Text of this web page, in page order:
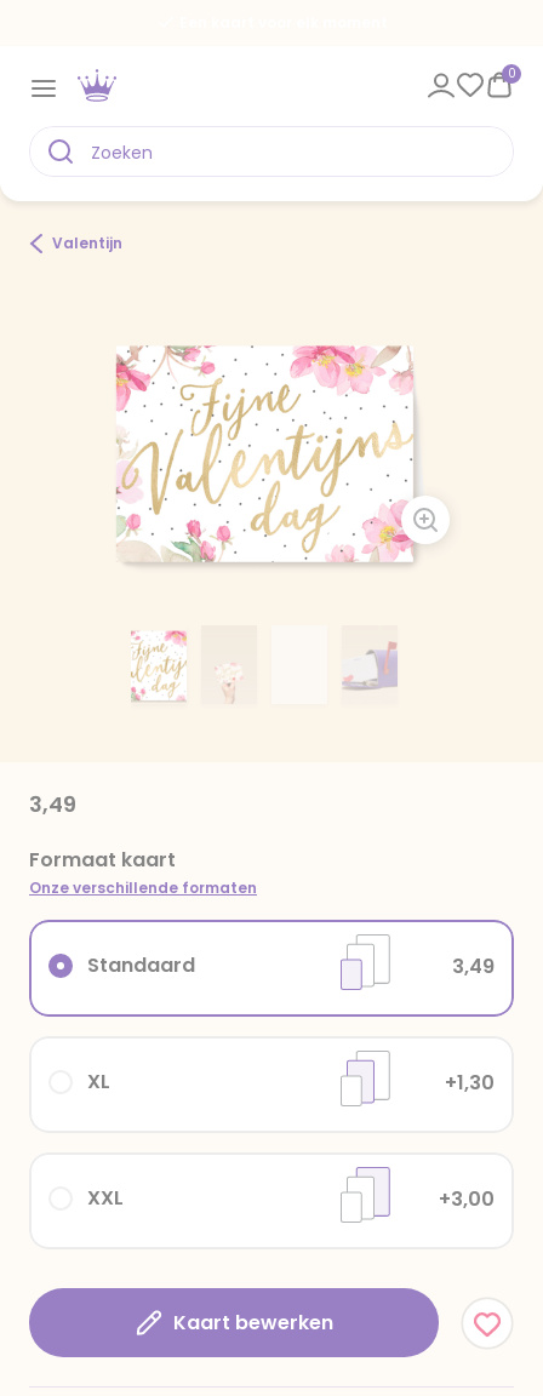
0
Valentijn
3,49
Formaat kaart
Onze verschillende formaten
XXL +3,00
XL +1,30
Standaard 3,49
Kaart bewerken